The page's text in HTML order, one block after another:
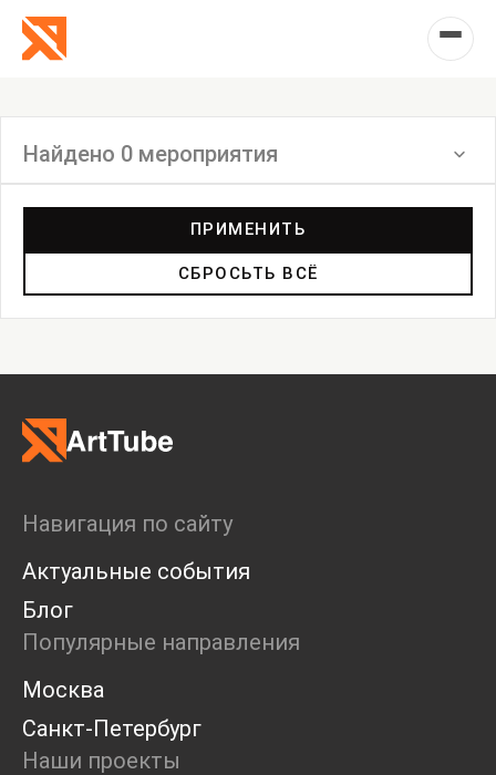
Найдено 0 мероприятия
Дискуссия
Пост-релиз
Пресс-конференция
Ярмарка
Open call
Экскурсия
Дискуссия
Cosmoscow 2024
Blazar 2024
Встречи
Круглый стол
ПРИМЕНИТЬ
СБРОСЬТЬ ВСЁ
Навигация по сайту
Актуальные события
Блог
Популярные направления
Москва
Санкт-Петербург
Наши проекты